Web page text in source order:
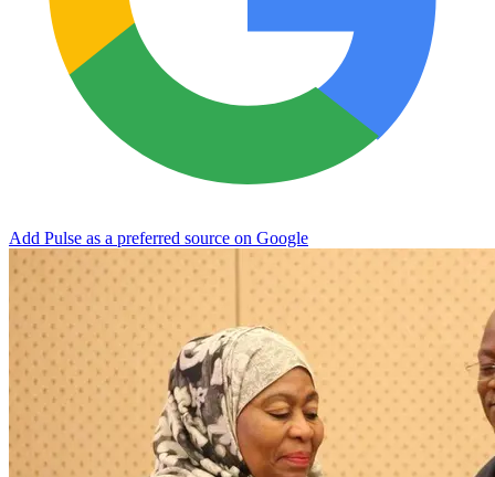
Add Pulse as a preferred source on Google